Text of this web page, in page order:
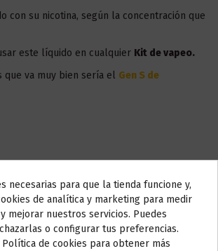
con su nicotina, según la concentración que
este líquido en cualquier Kit de vapeo.
que va muy bien sería el Gen S de
Do not show again.
AVISO IMPORTANTE
tomamos unos días
necesarias para que la tienda funcione y,
de analítica y marketing para medir
mejorar nuestros servicios. Puedes
o configurar tus preferencias.
de cookies para obtener más